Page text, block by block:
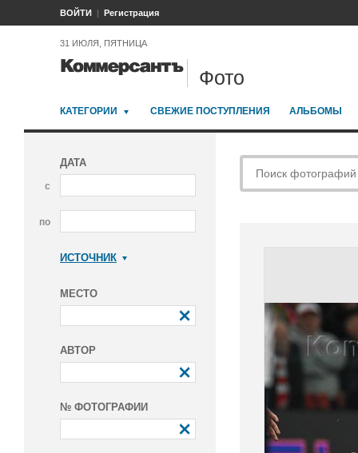
ВОЙТИ Регистрация
31 ИЮЛЯ, ПЯТНИЦА
Фото
КАТЕГОРИИ СВЕЖИЕ ПОСТУПЛЕНИЯ АЛЬБОМЫ
ДАТА
с
по
ИСТОЧНИК
МЕСТО
АВТОР
№ ФОТОГРАФИИ